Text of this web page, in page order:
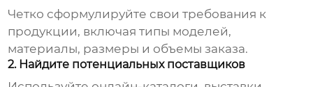
Четко сформулируйте свои требования к
продукции, включая типы моделей,
материалы, размеры и объемы заказа.
2. Найдите потенциальных поставщиков